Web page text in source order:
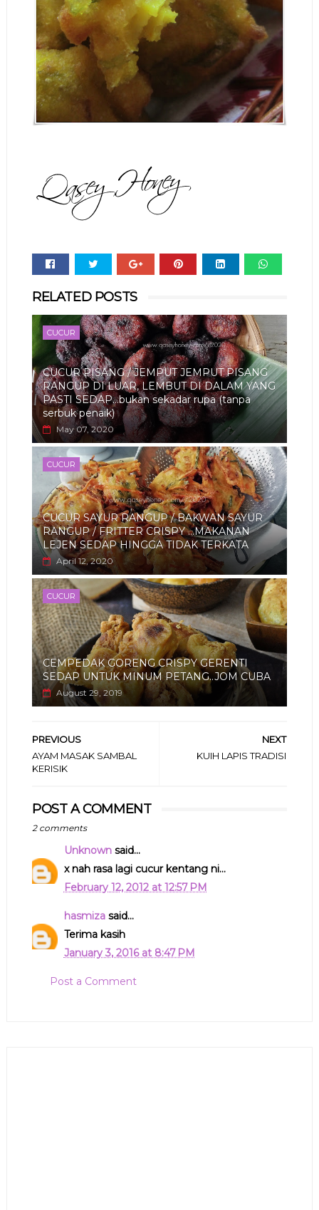
RELATED POSTS
CUCUR
CUCUR PISANG / JEMPUT JEMPUT PISANG
RANGUP DI LUAR, LEMBUT DI DALAM YANG
PASTI SEDAP...bukan sekadar rupa (tanpa
serbuk penaik)
May 07, 2020
CUCUR
CUCUR SAYUR RANGUP / BAKWAN SAYUR
RANGUP / FRITTER CRISPY ...MAKANAN
LEJEN SEDAP HINGGA TIDAK TERKATA
April 12, 2020
CUCUR
CEMPEDAK GORENG CRISPY GERENTI
SEDAP UNTUK MINUM PETANG..JOM CUBA
August 29, 2019
NEXT
KUIH LAPIS TRADISI
PREVIOUS
AYAM MASAK SAMBAL
KERISIK
POST A COMMENT
2 comments
Unknownsaid...
x nah rasa lagi cucur kentang ni...
February 12, 2012 at 12:57 PM
hasmizasaid...
Terima kasih
January 3, 2016 at 8:47 PM
Post a Comment